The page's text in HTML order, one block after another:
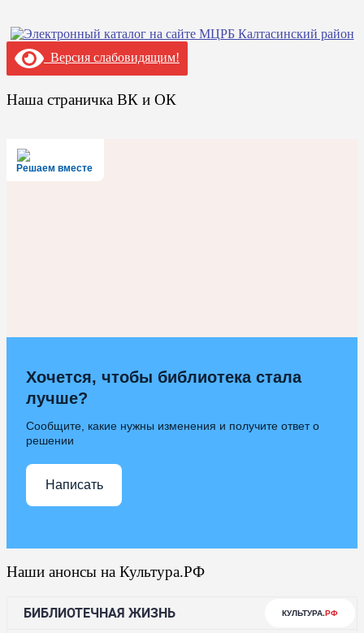
Версия слабовидящим!
Наша страничка ВК и ОК
Решаем вместе
Хочется, чтобы библиотека стала
лучше?
Сообщите, какие нужны изменения и получите ответ о
решении
Написать
Наши анонсы на Культура.РФ